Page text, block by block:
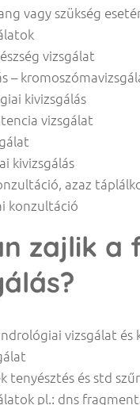
vagy szükség
vizsgálat
–
kivizsgálás
vizsgálat
kivizsgálás
azaz
konzultáció
zajlik a
vizsgálat és
tenyésztés és std
pl.: dns